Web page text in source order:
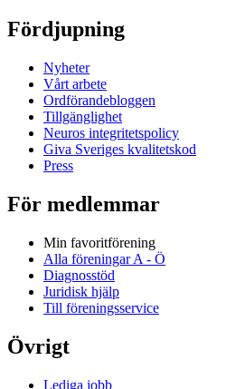
Fördjupning
Nyheter
Vårt arbete
Ordförandebloggen
Tillgänglighet
Neuros integritetspolicy
Giva Sveriges kvalitetskod
Press
För medlemmar
Min favoritförening
Alla föreningar A - Ö
Diagnosstöd
Juridisk hjälp
Till föreningsservice
Övrigt
Lediga jobb